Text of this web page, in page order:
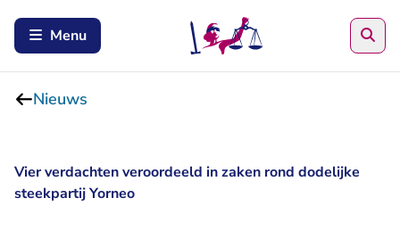
Menu
Nieuws
Vier verdachten veroordeeld in zaken rond dodelijke
steekpartij Yorneo